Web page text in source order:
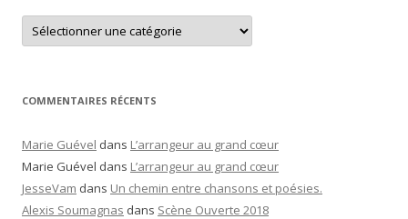
C
t
r
i
COMMENTAIRES RÉCENTS
Marie Guével dans L’arrangeur au grand cœur
Marie Guével dans L’arrangeur au grand cœur
JesseVam dans Un chemin entre chansons et poésies.
Alexis Soumagnas dans Scène Ouverte 2018